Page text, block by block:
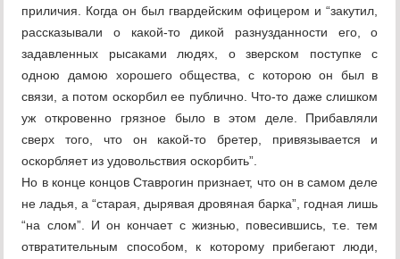
приличия. Когда он был гвардейским офицером и “закутил,
рассказывали о какой-то дикой разнузданности его, о
задавленных рысаками людях, о зверском поступке с
одною дамою хорошего общества, с которою он был в
связи, а потом оскорбил ее публично. Что-то даже слишком
уж откровенно грязное было в этом деле. Прибавляли
сверх того, что он какой-то бретер, привязывается и
оскорбляет из удовольствия оскорбить”.
Но в конце концов Ставрогин признает, что он в самом деле
не ладья, а “старая, дырявая дровяная барка”, годная лишь
“на слом”. И он кончает с жизнью, повесившись, т.е. тем
отвратительным способом, к которому прибегают люди,